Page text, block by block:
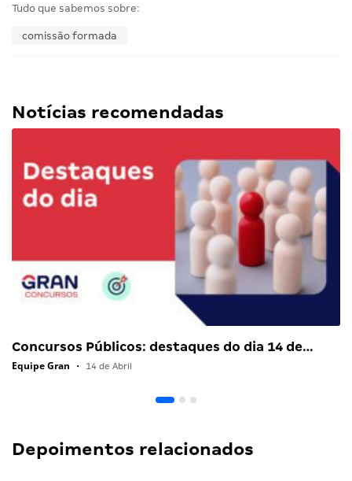
Tudo que sabemos sobre:
comissão formada
Notícias recomendadas
Concursos Públicos: destaques do dia 14 de…
Equipe Gran • 14 de Abril
Depoimentos relacionados